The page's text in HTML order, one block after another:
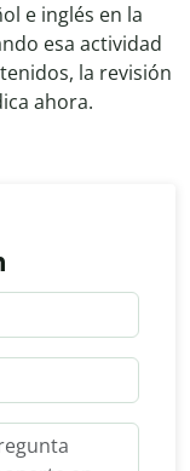
e inglés en la
esa actividad
la revisión
ahora.